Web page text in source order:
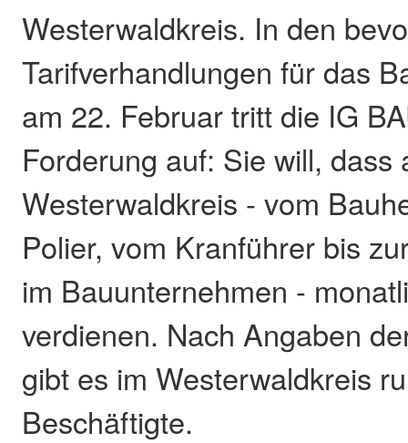
Westerwaldkreis. In den
Tarifverhandlungen für das
am 22. Februar tritt die IG
Forderung auf: Sie will,
Westerwaldkreis - vom
Polier, vom Kranführer bis
im Bauunternehmen -
verdienen. Nach Angaben
gibt es im Westerwaldkreis
Beschäftigte.